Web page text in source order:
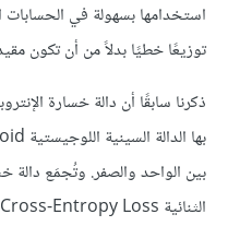
استخدامها بسهولة في الحسابات
توزيعًا خطيًا بدلاً من أن تكون
بين الواحد والصفر. وتُجمَع دالة